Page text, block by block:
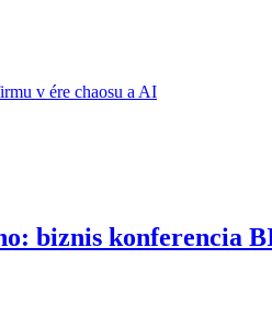
biznis konferencia